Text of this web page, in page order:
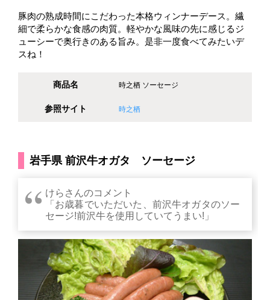
豚肉の熟成時間にこだわった本格ウィンナーデース。繊
細で柔らかな食感の肉質。軽やかな風味の先に感じるジ
ューシーで奥行きのある旨み。是非一度食べてみたいデ
スね！
商品名 時之栖 ソーセージ
参照サイト 時之栖
岩手県 前沢牛オガタ ソーセージ
けらさんのコメント
「お歳暮でいただいた、前沢牛オガタのソー
セージ!前沢牛を使用していてうまい!」